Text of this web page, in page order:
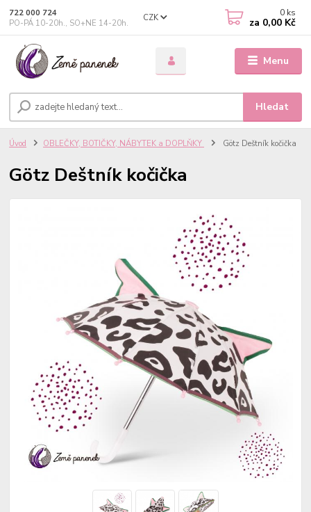
Menu
CZK
Hledat
722 000 724
PO-PÁ 10-20h., SO+NE 14-20h.
0 ks
za 0,00 Kč
Úvod OBLEČKY, BOTIČKY, NÁBYTEK a DOPLŇKY Götz Deštník kočička
Götz Deštník kočička